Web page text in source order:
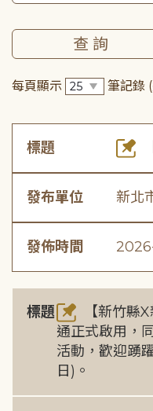
每頁顯示 筆記錄
標題
發布單位 新北
發佈時間
標題
【新竹縣
通正式啟用，
活動，歡迎踴
日)。